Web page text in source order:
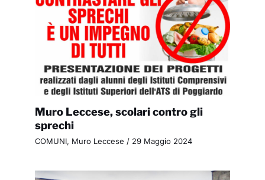
Muro Leccese, scolari contro gli
sprechi
COMUNI, Muro Leccese / 29 Maggio 2024